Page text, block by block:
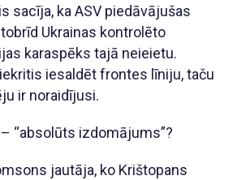
sacīja, ka ASV piedāvājušas
Ukrainas kontrolēto
karaspēks tajā neieietu.
iesaldēt frontes līniju, taču
ir noraidījusi.
“absolūts izdomājums”?
jautāja, ko Krištopans